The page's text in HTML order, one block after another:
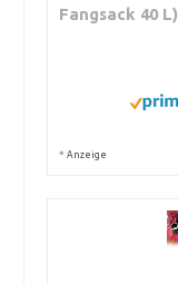
Fangsack 40 L)
* Anzeige